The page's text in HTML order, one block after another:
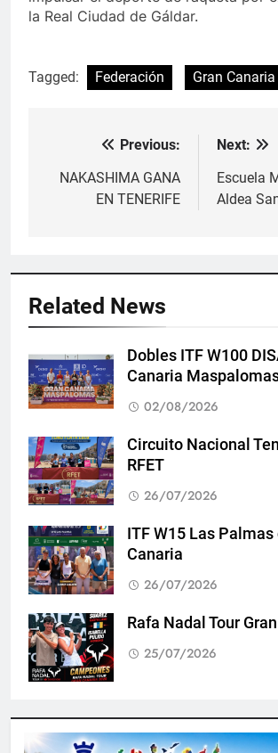
la Real Ciudad de Gáldar.
Tagged: Federación Gran Canaria
Navegación
de
Previous:
NAKASHIMA GANA
EN TENERIFE
Next:
Escuela
Aldea
Related News
Dobles ITF W100
Canaria
02/08/2026
Circuito Nacional
RFET
26/07/2026
ITF W15 Las Palmas
Canaria
26/07/2026
Rafa Nadal Tour
25/07/2026